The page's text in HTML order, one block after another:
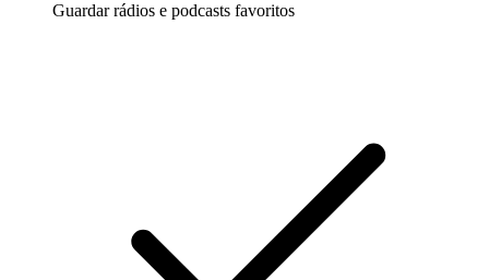
Guardar rádios e podcasts favoritos